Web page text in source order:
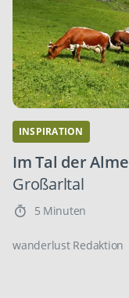
INSPIRATION
Im Tal der
Großarltal
5 Minuten
wanderlust Redaktion